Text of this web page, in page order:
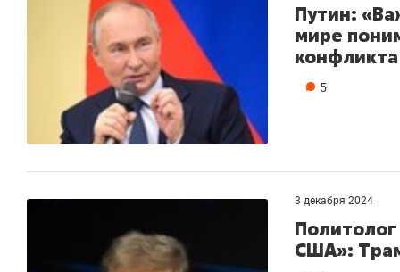
Путин:
мире
5
3 декабря 2024
США»: